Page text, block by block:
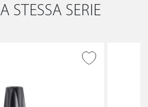
STESSA SERIE